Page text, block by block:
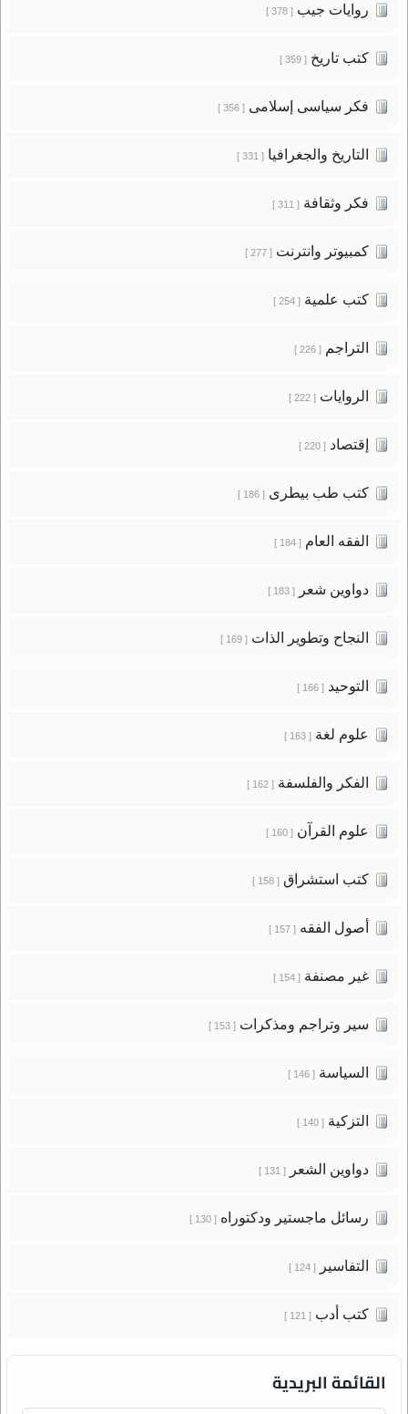
روايات جيب[ 378 ]
كتب تاريخ[ 359 ]
فكر سياسى إسلامى[ 356 ]
التاريخ والجغرافيا[ 331 ]
فكر وثقافة[ 311 ]
كمبيوتر وانترنت[ 277 ]
كتب علمية[ 254 ]
التراجم[ 226 ]
الروايات[ 222 ]
إقتصاد[ 220 ]
كتب طب بيطرى[ 186 ]
الفقه العام[ 184 ]
دواوين شعر[ 183 ]
النجاح وتطوير الذات[ 169 ]
التوحيد[ 166 ]
علوم لغة[ 163 ]
الفكر والفلسفة[ 162 ]
علوم القرآن[ 160 ]
كتب استشراق[ 158 ]
أصول الفقه[ 157 ]
غير مصنفة[ 154 ]
سير وتراجم ومذكرات[ 153 ]
السياسة[ 146 ]
التزكية[ 140 ]
دواوين الشعر[ 131 ]
رسائل ماجستير ودكتوراه[ 130 ]
التفاسير[ 124 ]
كتب أدب[ 121 ]
القائمة البريدية